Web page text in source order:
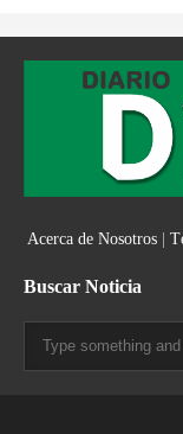
Acerca de Nosotros|
Buscar Noticia